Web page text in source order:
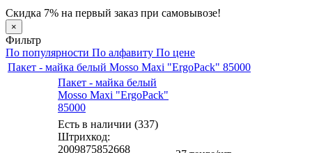
Скидка 7% на первый заказ при самовывозе!
×
Фильтр
По популярности По алфавиту По цене
Пакет - майка белый Mosso Maxi "ErgoPack" 85000
Пакет - майка белый
Mosso Maxi "ErgoPack"
85000
Есть в наличии (337)
Штрихкод:
2009875852668